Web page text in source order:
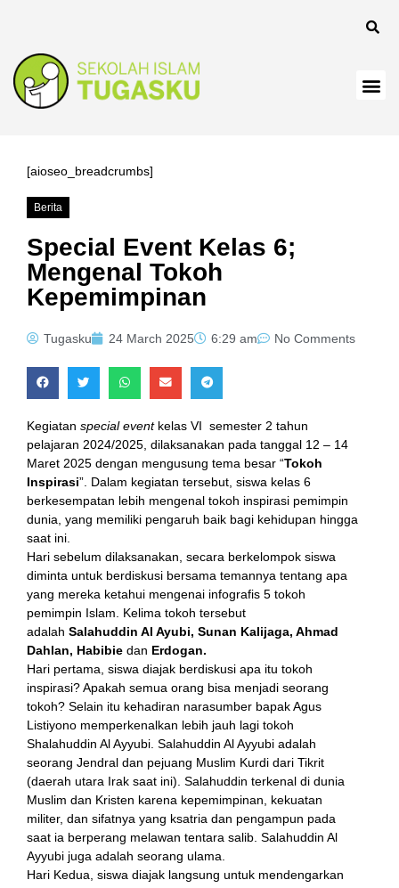
[aioseo_breadcrumbs]
Berita
Special Event Kelas 6;
Mengenal Tokoh
Kepemimpinan
Tugasku 24 March 2025 6:29 am No Comments
Kegiatan special eventkelas VI semester 2 tahun
pelajaran 2024/2025, dilaksanakan pada tanggal 12 – 14
Maret 2025 dengan mengusung tema besar “Tokoh
Inspirasi”. Dalam kegiatan tersebut, siswa kelas 6
berkesempatan lebih mengenal tokoh inspirasi pemimpin
dunia, yang memiliki pengaruh baik bagi kehidupan hingga
saat ini.
Hari sebelum dilaksanakan, secara berkelompok siswa
diminta untuk berdiskusi bersama temannya tentang apa
yang mereka ketahui mengenai infografis 5 tokoh
pemimpin Islam. Kelima tokoh tersebut
adalah Salahuddin Al Ayubi, Sunan Kalijaga, Ahmad
Dahlan, Habibie dan Erdogan.
Hari pertama, siswa diajak berdiskusi apa itu tokoh
inspirasi? Apakah semua orang bisa menjadi seorang
tokoh? Selain itu kehadiran narasumber bapak Agus
Listiyono memperkenalkan lebih jauh lagi tokoh
Shalahuddin Al Ayyubi. Salahuddin Al Ayyubi adalah
seorang Jendral dan pejuang Muslim Kurdi dari Tikrit
(daerah utara Irak saat ini). Salahuddin terkenal di dunia
Muslim dan Kristen karena kepemimpinan, kekuatan
militer, dan sifatnya yang ksatria dan pengampun pada
saat ia berperang melawan tentara salib. Salahuddin Al
Ayyubi juga adalah seorang ulama.
Hari Kedua, siswa diajak langsung untuk mendengarkan